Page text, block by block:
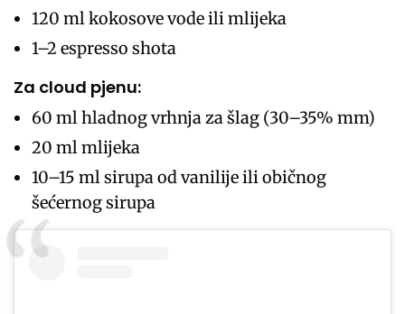
120 ml kokosove vode ili mlijeka
1–2 espresso shota
Za cloud pjenu:
60 ml hladnog vrhnja za šlag (30–35% mm)
20 ml mlijeka
10–15 ml sirupa od vanilije ili običnog
šećernog sirupa